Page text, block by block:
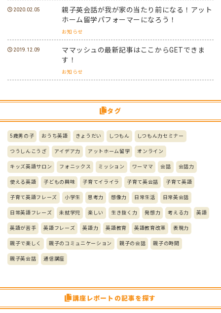
2020.02.05
親子英会話が我が家の当たり前になる！アット
ホーム留学パフォーマーになろう！
お知らせ
2019.12.09
ママッシュの最新記事はここからGETできま
す！
お知らせ
タグ
5歳男の子 おうち英語 きょうだい しつもん しつもん力セミナー
つうしんこうざ アイデア力 アットホーム留学 オンライン
キッズ英語サロン フォニックス ミッション ワーママ 会話 会話力
使える英語 子どもの興味 子育てイライラ 子育て英会話 子育て英語
子育て英語フレーズ 小学生 思考力 想像力 日常生活 日常英会話
日常英語フレーズ 未就学児 楽しい 生き抜く力 発想力 考える力 英語
英語が苦手 英語フレーズ 英語力 英語教育 英語教育改革 表現力
親子で楽しく 親子のコミュニケーション 親子の会話 親子の時間
親子英会話 通信講座
講座レポートの記事を探す